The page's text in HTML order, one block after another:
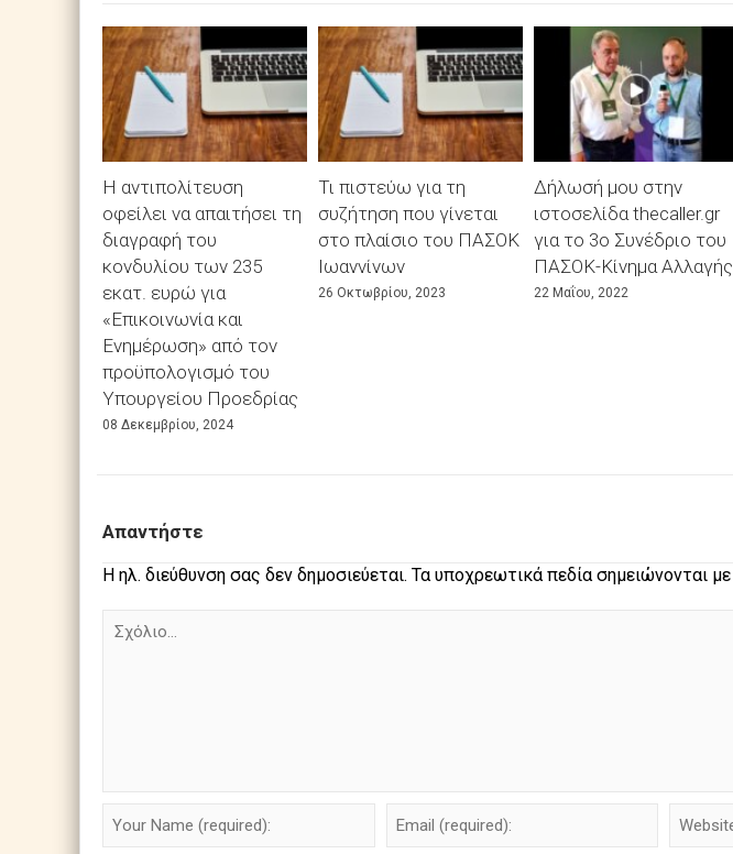
Η αντιπολίτευση
οφείλει να απαιτήσει τη
διαγραφή του
κονδυλίου των 235
εκατ. ευρώ για
«Επικοινωνία και
Ενημέρωση» από τον
προϋπολογισμό του
Υπουργείου Προεδρίας
08 Δεκεμβρίου, 2024
Τι πιστεύω για τη
συζήτηση που γίνεται
στο πλαίσιο του ΠΑΣΟΚ
Ιωαννίνων
26 Οκτωβρίου, 2023
Δήλωσή μου στην
ιστοσελίδα thecaller.gr
για το 3ο Συνέδριο του
ΠΑΣΟΚ-Κίνημα Αλλαγής
22 Μαΐου, 2022
Απαντήστε
Η ηλ. διεύθυνση σας δεν δημοσιεύεται. Τα υποχρεωτικά πεδία σημειώνονται με